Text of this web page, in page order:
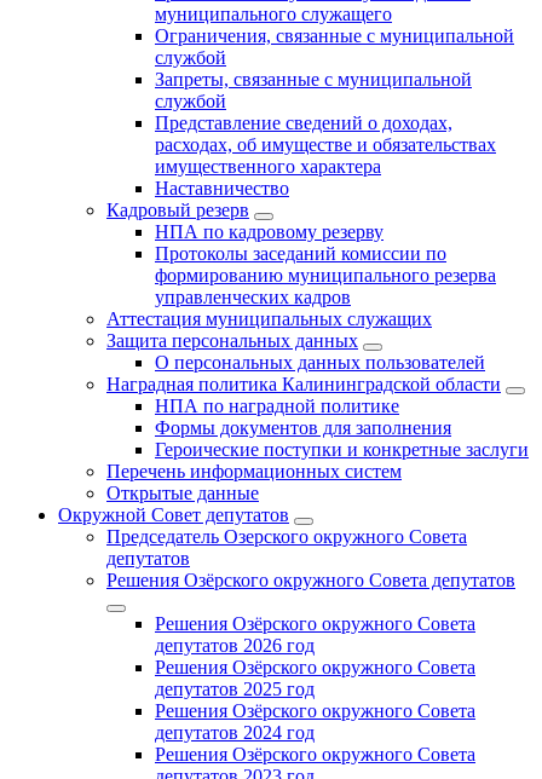
муниципального служащего
Ограничения, связанные с муниципальной
службой
Запреты, связанные с муниципальной
службой
Представление сведений о доходах,
расходах, об имуществе и обязательствах
имущественного характера
Наставничество
Кадровый резерв
НПА по кадровому резерву
Протоколы заседаний комиссии по
формированию муниципального резерва
управленческих кадров
Аттестация муниципальных служащих
Защита персональных данных
О персональных данных пользователей
Наградная политика Калининградской области
НПА по наградной политике
Формы документов для заполнения
Героические поступки и конкретные заслуги
Перечень информационных систем
Открытые данные
Окружной Совет депутатов
Председатель Озерского окружного Совета
депутатов
Решения Озёрского окружного Совета депутатов
Решения Озёрского окружного Совета
депутатов 2026 год
Решения Озёрского окружного Совета
депутатов 2025 год
Решения Озёрского окружного Совета
депутатов 2024 год
Решения Озёрского окружного Совета